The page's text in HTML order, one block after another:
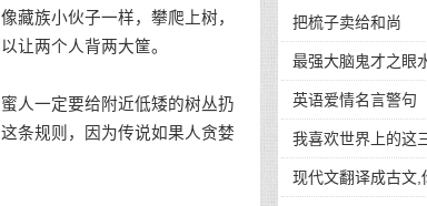
族小伙子一样，攀爬上树，
让两个人背两大筐。
人一定要给附近低矮的树丛扔
条规则，因为传说如果人贪婪
把梳子卖给和尚
最强大脑鬼才之眼
介
英语爱情名言警句
我喜欢世界上的这
现代文翻译成古文,